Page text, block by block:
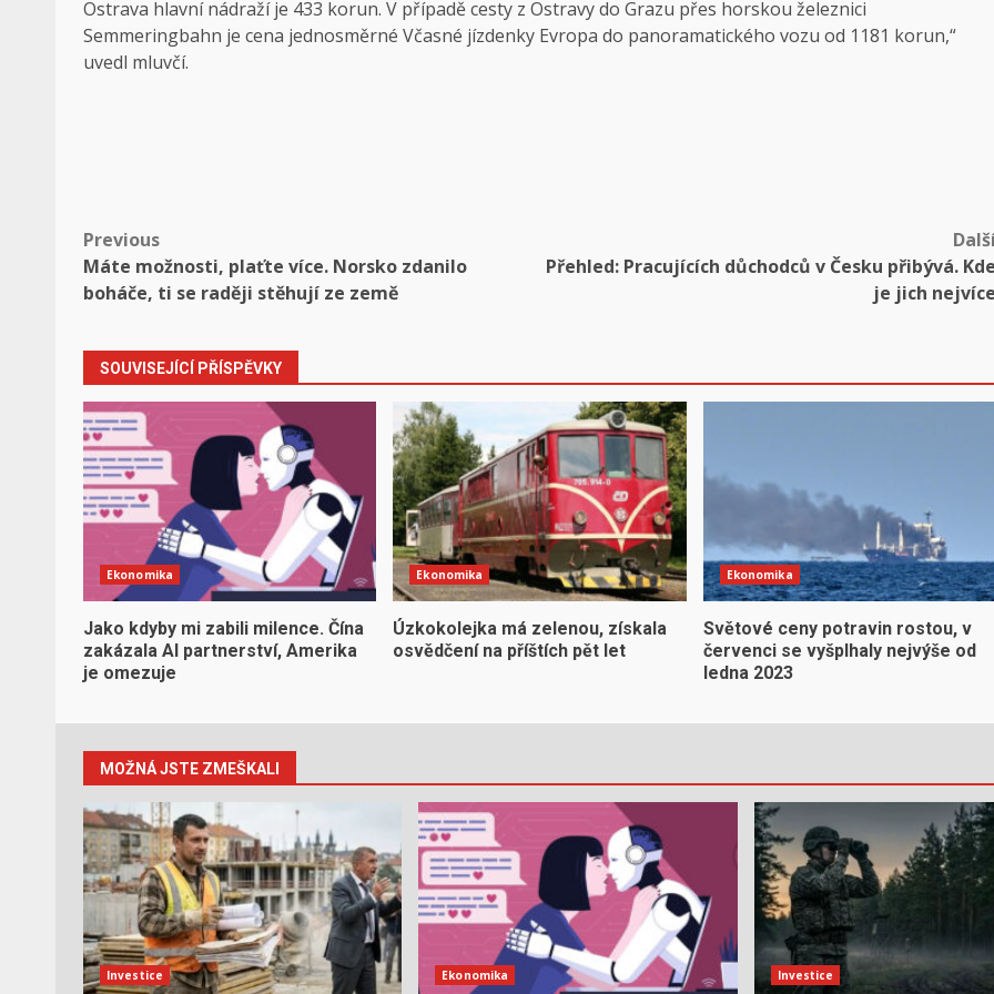
Ostrava hlavní nádraží je 433 korun. V případě cesty z Ostravy do Grazu přes horskou železnici
Semmeringbahn je cena jednosměrné Včasné jízdenky Evropa do panoramatického vozu od 1181 korun,“
uvedl mluvčí.
Post
navigation
Previous
Máte možnosti, plaťte více. Norsko zdanilo
boháče, ti se raději stěhují ze země
Přehled: Pracujících důchodců v Česku přibývá. Kde
je jich nejvíce
SOUVISEJÍCÍ PŘÍSPĚVKY
Ekonomika
Jako kdyby mi zabili milence. Čína
zakázala AI partnerství, Amerika
je omezuje
Ekonomika
Úzkokolejka má zelenou, získala
osvědčení na příštích pět let
Ekonomika
Světové ceny potravin rostou, v
červenci se vyšplhaly nejvýše od
ledna 2023
MOŽNÁ JSTE ZMEŠKALI
Investice Ekonomika Investice